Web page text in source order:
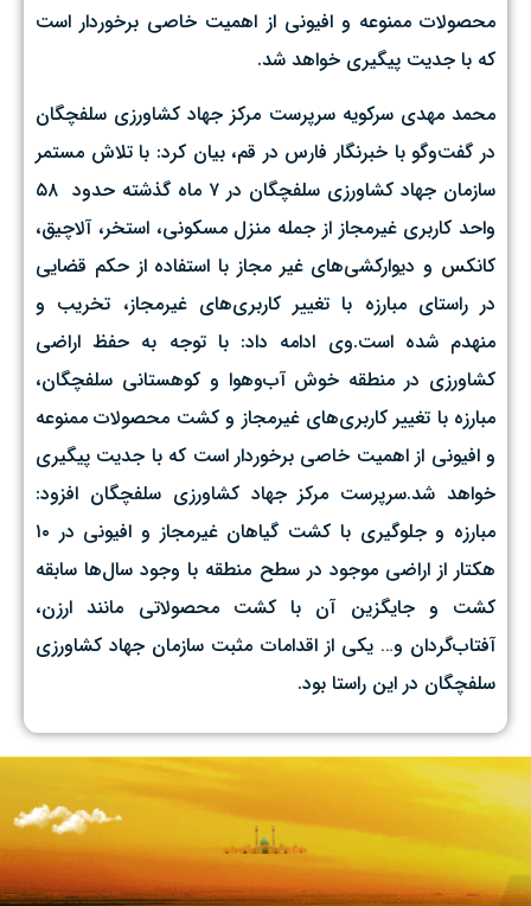
محصولات ممنوعه و افیونی از اهمیت خاصی برخوردار است
که با جدیت پیگیری خواهد شد.
محمد مهدی سرکویه سرپرست مرکز جهاد کشاورزی سلفچگان
در گفت‌وگو با خبرنگار فارس در قم، بیان کرد: با تلاش مستمر
سازمان جهاد کشاورزی سلفچگان در ۷ ماه گذشته حدود ۵۸
واحد کاربری غیرمجاز از جمله منزل مسکونی، استخر، آلاچیق،
کانکس و دیوارکشی‌های غیر مجاز با استفاده از حکم قضایی
در راستای مبارزه با تغییر کاربری‌های غیرمجاز، تخریب و
منهدم شده‌ است.وی ادامه داد: با توجه به حفظ اراضی
کشاورزی در منطقه خوش آب‌و‌هوا و کوهستانی سلفچگان،
مبارزه با تغییر کاربری‌های غیرمجاز و کشت محصولات ممنوعه
و افیونی از اهمیت خاصی برخوردار است که با جدیت پیگیری
خواهد شد.سرپرست مرکز جهاد کشاورزی سلفچگان افزود:
مبارزه و جلوگیری با کشت گیاهان غیرمجاز و افیونی در ۱۰
هکتار از اراضی موجود در سطح منطقه با وجود سال‌ها سابقه
کشت و جایگزین آن با کشت محصولاتی مانند ارزن،
آفتاب‌گردان و… یکی از اقدامات مثبت سازمان جهاد کشاورزی
سلفچگان در این راستا بود.